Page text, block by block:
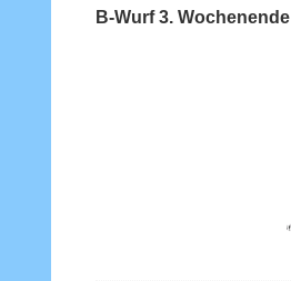
B-Wurf 3. Wochenende